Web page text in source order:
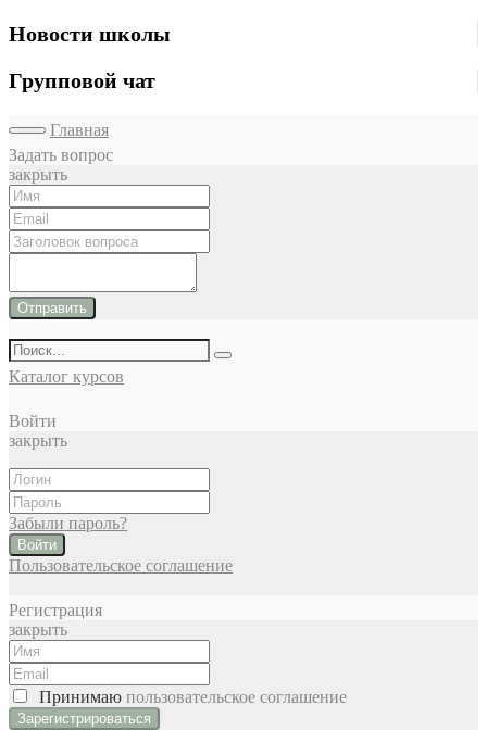
Новости школы
Групповой чат
Главная
Задать вопрос
закрыть
Отправить
Каталог курсов
Войти
закрыть
Забыли пароль?
Войти
Пользовательское соглашение
Регистрация
закрыть
Принимаю пользовательское соглашение